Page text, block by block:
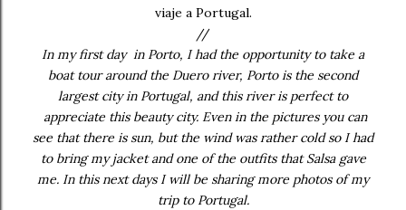
viaje a Portugal.
//
In my first day in Porto, I had the opportunity to take a
boat tour around the Duero river, Porto is the second
largest city in Portugal, and this river is perfect to
appreciate this beauty city. Even in the pictures you can
see that there is sun, but the wind was rather cold so I had
to bring my jacket and one of the outfits that Salsa gave
me. In this next days I will be sharing more photos of my
trip to Portugal.